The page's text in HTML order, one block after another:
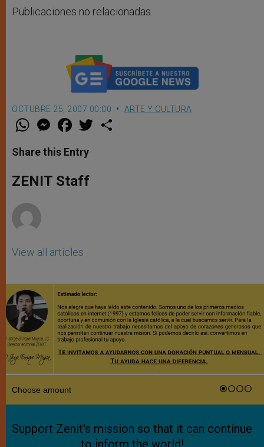
Publicaciones no relacionadas.
OCTUBRE 25, 2007 00:00 ARTE Y CULTURA
W
t
s
p
p
M
e
s
e
g
e
F
a
e
b
o
k
w
Share this Entry
ZENIT Staff
View all articles